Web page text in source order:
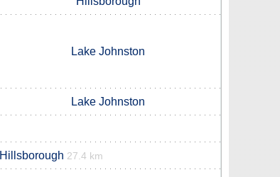
Lake Johnston
Lake Johnston
Hillsborough 27.4 km